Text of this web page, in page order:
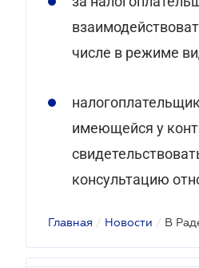
числе в режиме
имеющейся у
консультацию
Главная / Новости / В